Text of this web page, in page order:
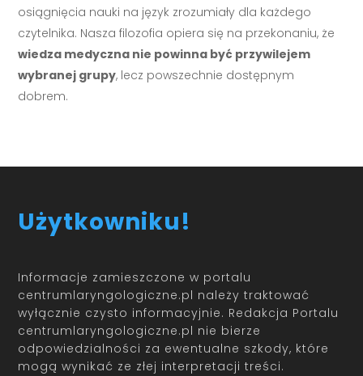
osiągnięcia nauki na język zrozumiały dla każdego
czytelnika. Nasza filozofia opiera się na przekonaniu, że
wiedza medyczna nie powinna być przywilejem
wybranej grupy, lecz powszechnie dostępnym
dobrem.
Użytkowniku!
Informacje zamieszczone w portalu
centrumlaryngologiczne.pl należy traktować
wyłącznie czysto informacyjnie. Redakcja Portalu
centrumlaryngologiczne.pl nie bierze
odpowiedzialności za ewentualne szkody, które
mogą wynikać ze złej interpretacji treści.